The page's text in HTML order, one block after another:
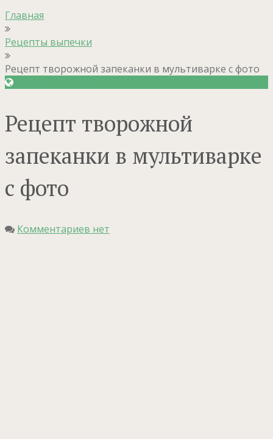
Главная
Рецепты выпечки
Рецепт творожной запеканки в мультиварке с фото
Рецепт творожной
запеканки в мультиварке
с фото
Комментариев нет